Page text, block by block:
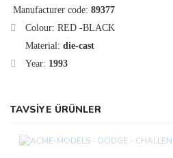
Manufacturer code: 89377
Colour: RED -BLACK
Material: die-cast
Year: 1993
TAVSİYE ÜRÜNLER